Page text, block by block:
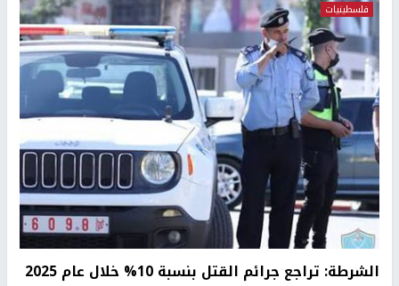
فلسطينيات
الشرطة: تراجع جرائم القتل بنسبة 10% خلال عام 2025